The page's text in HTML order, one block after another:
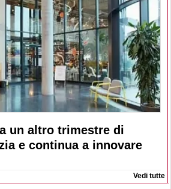
un altro trimestre di
e continua a innovare
Vedi tutte